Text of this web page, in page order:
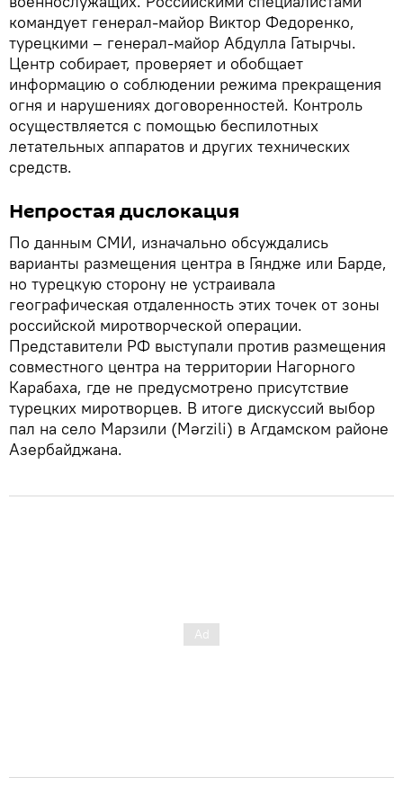
командует генерал-майор Виктор Федоренко,
турецкими – генерал-майор Абдулла Гатырчы.
Центр собирает, проверяет и обобщает
информацию о соблюдении режима прекращения
огня и нарушениях договоренностей. Контроль
осуществляется с помощью беспилотных
летательных аппаратов и других технических
средств.
Непростая дислокация
По данным СМИ, изначально обсуждались
варианты размещения центра в Гяндже или Барде,
но турецкую сторону не устраивала
географическая отдаленность этих точек от зоны
российской миротворческой операции.
Представители РФ выступали против размещения
совместного центра на территории Нагорного
Карабаха, где не предусмотрено присутствие
турецких миротворцев. В итоге дискуссий выбор
пал на село Марзили (Mərzili) в Агдамском районе
Азербайджана.